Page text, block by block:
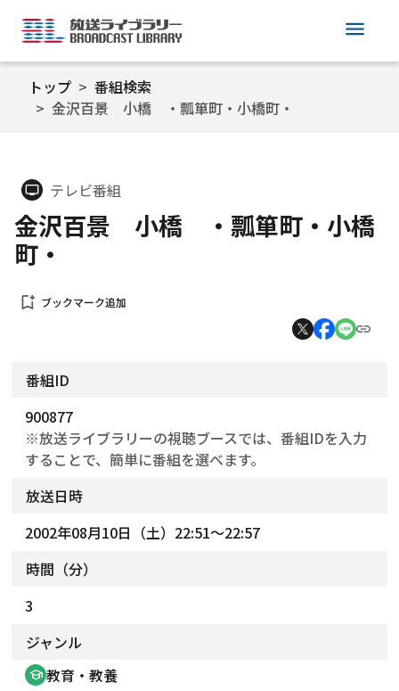
menu
トップ
番組検索
金沢百景 小橋 ・瓢箪町・小橋町・
tv テレビ番組
金沢百景 小橋 ・瓢箪町・小橋
町・
bookmark_add ブックマーク追加
番組ID
900877
※放送ライブラリーの視聴ブースでは、番組IDを入力
することで、簡単に番組を選べます。
放送日時
2002年08月10日（土）22:51～22:57
時間（分）
3
ジャンル
school 教育・教養